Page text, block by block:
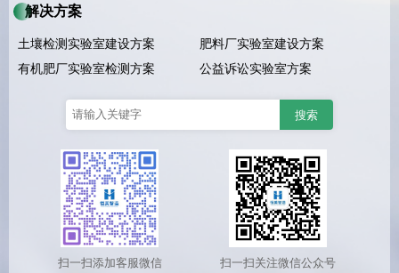
解决方案
土壤检测实验室建设方案
肥料厂实验室建设方案
有机肥厂实验室检测方案
公益诉讼实验室方案
扫一扫添加客服微信 扫一扫关注微信公众号